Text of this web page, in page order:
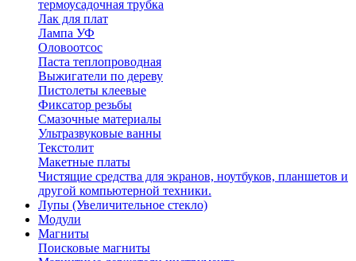
термоусадочная трубка
Лак для плат
Лампа УФ
Оловоотсос
Паста теплопроводная
Выжигатели по дереву
Пистолеты клеевые
Фиксатор резьбы
Смазочные материалы
Ультразвуковые ванны
Текстолит
Макетные платы
Чистящие средства для экранов, ноутбуков, планшетов и
другой компьютерной техники.
Лупы (Увеличительное стекло)
Модули
Магниты
Поисковые магниты